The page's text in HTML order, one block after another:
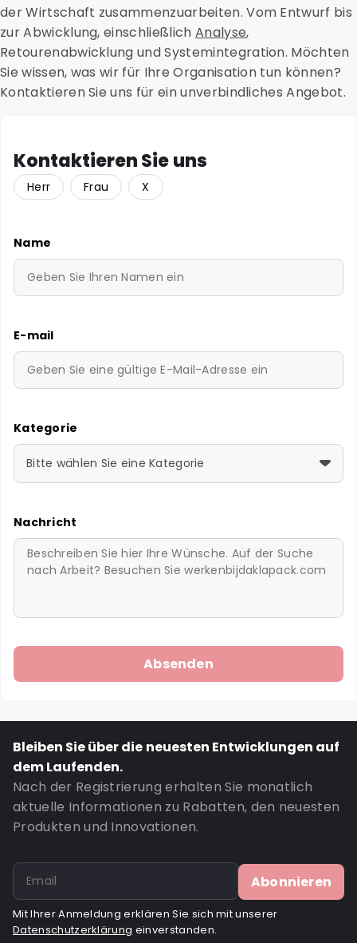
Über unser benutzerfreundliches Portal haben Sie
jederzeit Zugriff auf diese Informationen.
der Wirtschaft zusammenzuarbeiten. Vom Entwurf bis
zur Abwicklung, einschließlich Analyse,
Retourenabwicklung und Systemintegration. Möchten
Sie wissen, was wir für Ihre Organisation tun können?
Kontaktieren Sie uns für ein unverbindliches Angebot.
Kontaktieren Sie uns
Herr Frau X
Name
E-mail
Kategorie
Bitte wählen Sie eine Kategorie
Nachricht
Bleiben Sie über die neuesten Entwicklungen auf
dem Laufenden.
Nach der Registrierung erhalten Sie monatlich
aktuelle Informationen zu Rabatten, den neuesten
Produkten und Innovationen.
Abonnieren
Mit Ihrer Anmeldung erklären Sie sich mit unserer
Datenschutzerklärung einverstanden.